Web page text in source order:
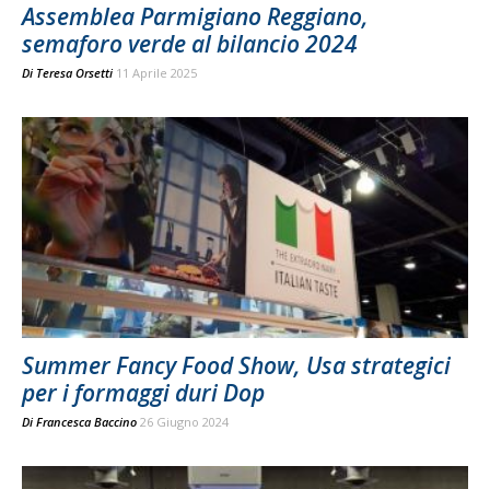
Assemblea Parmigiano Reggiano,
semaforo verde al bilancio 2024
Di Teresa Orsetti 11 Aprile 2025
Summer Fancy Food Show, Usa strategici
per i formaggi duri Dop
Di Francesca Baccino 26 Giugno 2024